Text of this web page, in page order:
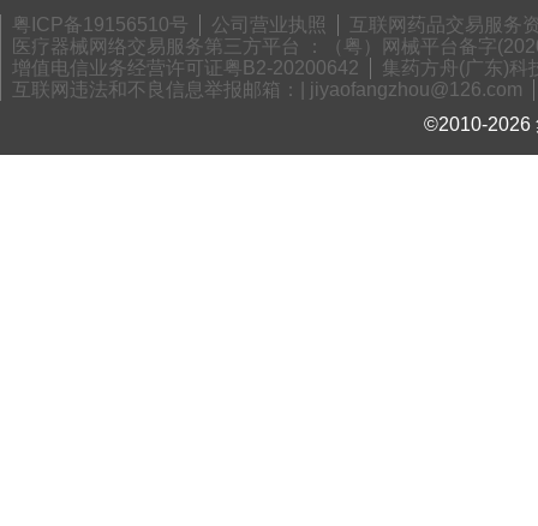
粤ICP备19156510号
公司营业执照
互联网药品交易服务
医疗器械网络交易服务第三方平台 ：（粤）网械平台备字
增值电信业务经营许可证粤B2-20200642
集药方舟(广东)科
互联网违法和不良信息举报邮箱：| jiyaofangzhou@126.com
©2010-2026